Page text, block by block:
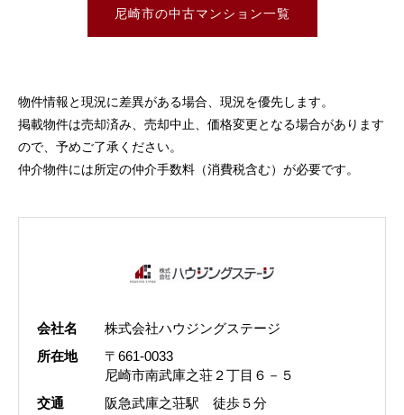
尼崎市の中古マンション一覧
物件情報と現況に差異がある場合、現況を優先します。
掲載物件は売却済み、売却中止、価格変更となる場合があります
ので、予めご了承ください。
仲介物件には所定の仲介手数料（消費税含む）が必要です。
会社名
株式会社ハウジングステージ
所在地
〒661-0033
尼崎市南武庫之荘２丁目６－５
交通
阪急武庫之荘駅 徒歩５分